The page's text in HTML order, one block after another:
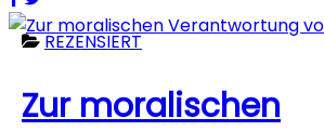
REZENSIERT
Zur moralischen